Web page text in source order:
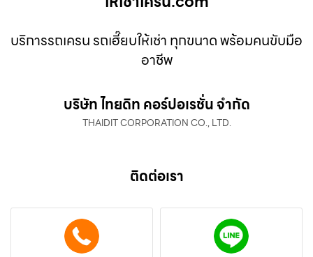
บริการรถเครน รถเฮี๊ยบให้เช่า ทุกขนาด พร้อมคนขับมือ
อาชีพ
บริษัท ไทยดิท คอร์ปอเรชั่น จำกัด
THAIDIT CORPORATION CO., LTD.
ติดต่อเรา